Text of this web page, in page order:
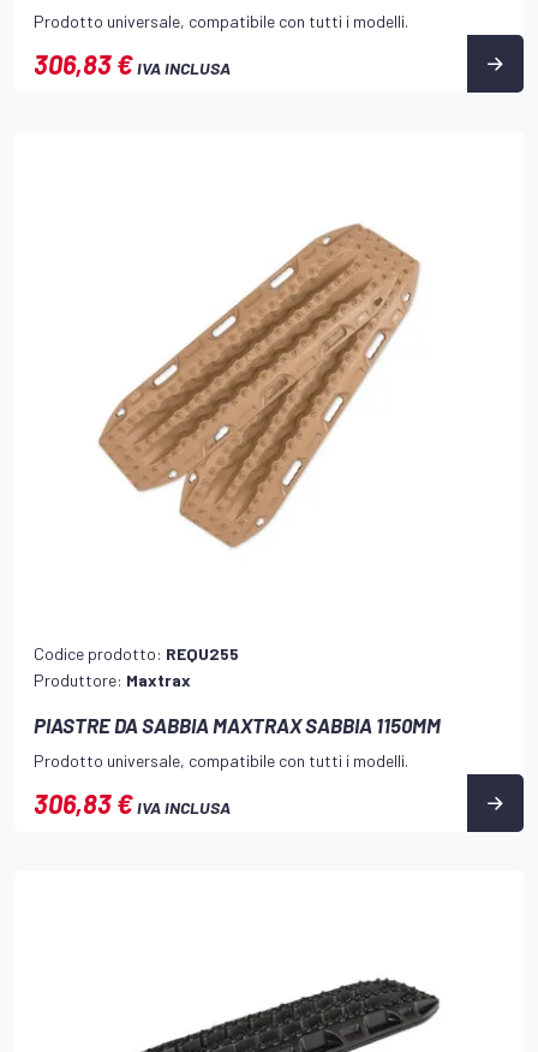
Prodotto universale, compatibile con tutti i modelli.
306,83 €IVA INCLUSA
Codice prodotto: REQU255
Produttore: Maxtrax
PIASTRE DA SABBIA MAXTRAX SABBIA 1150MM
Prodotto universale, compatibile con tutti i modelli.
306,83 €IVA INCLUSA